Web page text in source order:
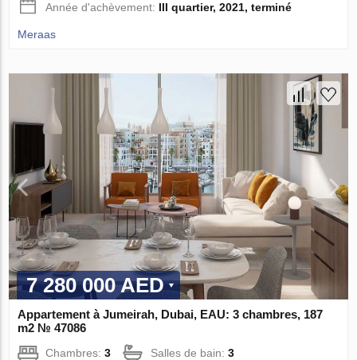
Année d'achèvement: III quartier, 2021, terminé
Meraas
7 280 000 AED
Appartement à Jumeirah, Dubai, EAU: 3 chambres, 187
m2 № 47086
Chambres:3 Salles de bain:3